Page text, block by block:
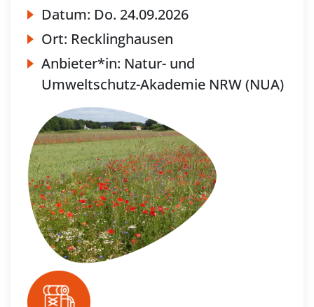
Datum: Do. 24.09.2026
Ort: Recklinghausen
Anbieter*in: Natur- und
Umweltschutz-Akademie NRW (NUA)